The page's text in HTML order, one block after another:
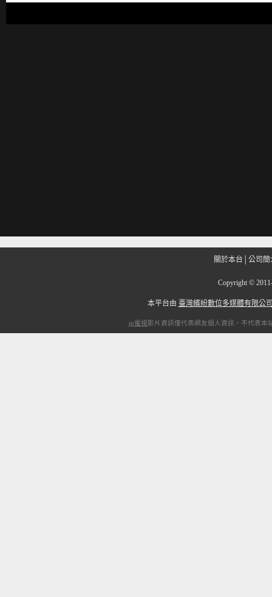
關於本台 公司簡
Copyright ©
本平台由 臺灣繽紛數位多媒體有限公
ip電視影片資訊僅代表網友個人資訊，不代表本